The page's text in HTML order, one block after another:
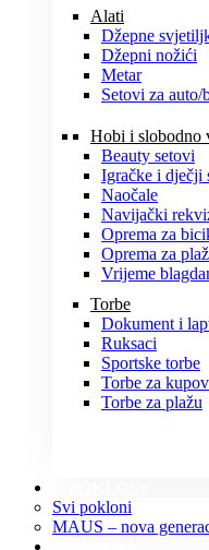
Alati
Džepne
Džepni nožići
Metar
Setovi za auto/
Hobi i slobodno
Beauty setovi
Igračke i dječji
Naočale
Navijački
Oprema za
Oprema za
Vrijeme
Torbe
Dokument i
Ruksaci
Sportske torbe
Torbe za
Torbe za plažu
Svi pokloni
MAUS – nova